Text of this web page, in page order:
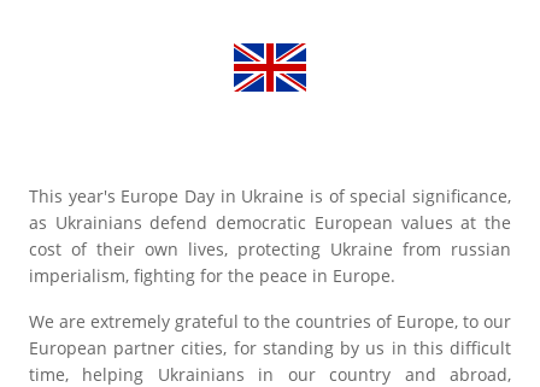
This year's Europe Day in Ukraine is of special significance,
as Ukrainians defend democratic European values at the
cost of their own lives, protecting Ukraine from russian
imperialism, fighting for the peace in Europe.
We are extremely grateful to the countries of Europe, to our
European partner cities, for standing by us in this difficult
time, helping Ukrainians in our country and abroad,